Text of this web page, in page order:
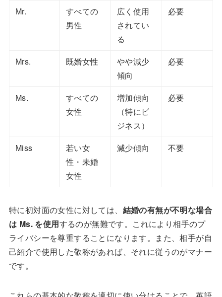
Mr.
すべての
男性
広く使用
されてい
る
必要
Mrs. 既婚女性
やや減少
傾向
必要
Ms.
すべての
女性
増加傾向
（特にビ
ジネス）
必要
Miss
若い女
性・未婚
女性
減少傾向 不要
特に初対面の女性に対しては、 結婚の有無が不明な場合
は Ms. を使用するのが無難です。これにより相手のプ
ライバシーを尊重することになります。また、相手が自
己紹介で使用した敬称があれば、それに従うのがマナー
です。